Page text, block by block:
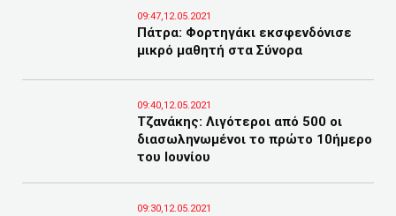
09:47,12.05.2021
Πάτρα: Φορτηγάκι εκσφενδόνισε
μικρό μαθητή στα Σύνορα
09:40,12.05.2021
Τζανάκης: Λιγότεροι από 500 οι
διασωληνωμένοι το πρώτο 10ήμερο
του Ιουνίου
09:30,12.05.2021